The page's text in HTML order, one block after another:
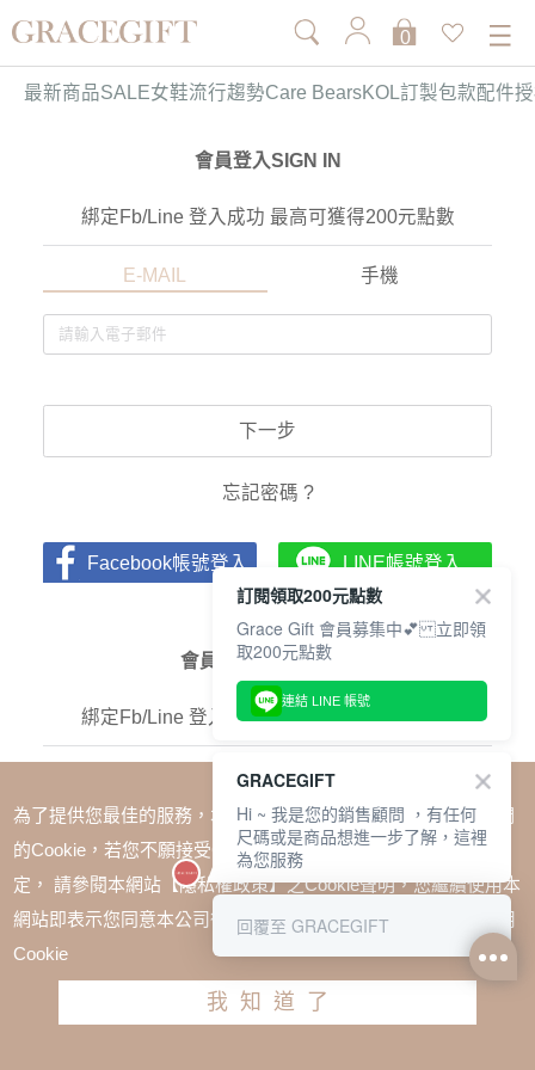
0
最新商品SALE女鞋流行趨勢Care BearsKOL訂製包款配件
會員登入SIGN IN
綁定Fb/Line 登入成功 最高可獲得200元點數
E-MAIL 手機
下一步
忘記密碼 ?
Facebook帳號登入 LINE帳號登入
會員註冊REGISTER
綁定Fb/Line 登入成功 最高可獲得200元點數
E-MAIL
密碼
確認密碼
為了提供您最佳的服務，本網站會在您的電腦中放置並取用我們
的Cookie，若您不願接受Cookie時應如何變更電腦的Cookie設
定， 請參閱本網站【隱私權政策】之Cookie聲明，您繼續使用本
網站即表示您同意本公司得按本網站使用條款之Cookie聲明使用
Cookie
我知道了
訂閱領取200元點數
Grace Gift 會員募集中💕 立即領
取200元點數
連結 LINE 帳號
GRACEGIFT
Hi ~ 我是您的銷售顧問 ，有任何
尺碼或是商品想進一步了解，這裡
為您服務
回覆至 GRACEGIFT